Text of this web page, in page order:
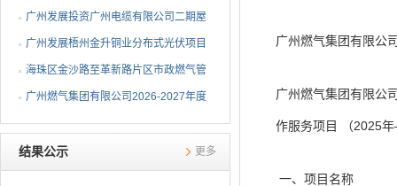
广州燃气集团有限公
广州燃气集团有限公
作服务项目 （2025
一、项目名称
（广州港新沙港务有限公...
广州发展投资广州电缆有限公司二期屋
顶分布式光伏项目EPC...
广州发展梧州金升铜业分布式光伏项目
EPC总承包招标公告
海珠区金沙路至革新路片区市政燃气管
网更新工程招标公告
广州燃气集团有限公司2026-2027年度
燃气用埋地聚乙烯（PE1...
结果公示 更多